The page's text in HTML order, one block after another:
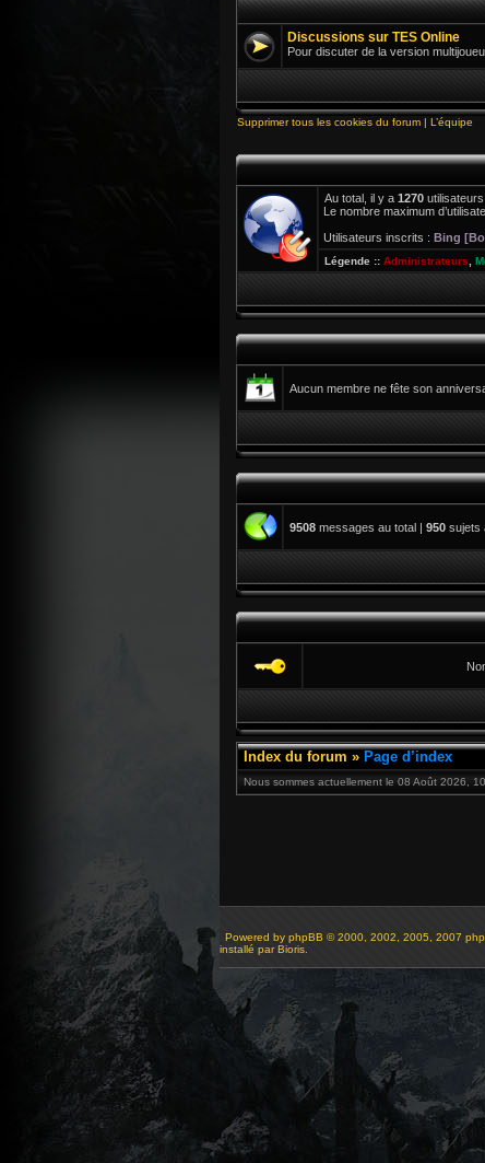
Discussions sur TES Online
Pour discuter de la version
Supprimer tous les cookies du forum | L’équipe
Au total, il y a 1270
Le nombre maximum
Utilisateurs inscrits : Bing
Légende :: Administrateurs
Aucun membre ne fête son
9508 messages au total | 950 sujets
Index du forum » Page d’index
Nous sommes actuellement le 08 Août 2026,
Powered by phpBB © 2000, 2002, 2005, 2007
installé par Bioris.